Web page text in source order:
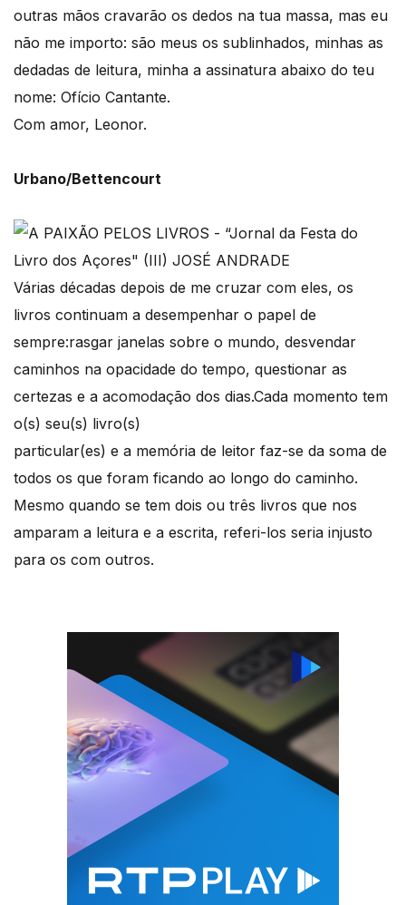
outras mãos cravarão os dedos na tua massa, mas eu
não me importo: são meus os sublinhados, minhas as
dedadas de leitura, minha a assinatura abaixo do teu
nome: Ofício Cantante.
Com amor, Leonor.
Urbano/Bettencourt
Várias décadas depois de me cruzar com eles, os
livros continuam a desempenhar o papel de
sempre:rasgar janelas sobre o mundo, desvendar
caminhos na opacidade do tempo, questionar as
certezas e a acomodação dos dias.Cada momento tem
o(s) seu(s) livro(s)
particular(es) e a memória de leitor faz-se da soma de
todos os que foram ficando ao longo do caminho.
Mesmo quando se tem dois ou três livros que nos
amparam a leitura e a escrita, referi-los seria injusto
para os com outros.